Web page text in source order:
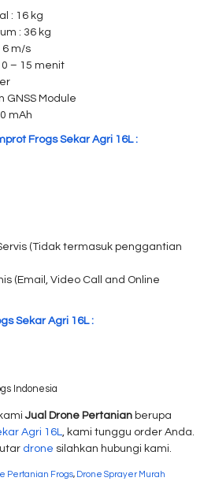
: 16 kg
: 36 kg
6 m/s
– 15 menit
GNSS Module
mAh
Frogs Sekar Agri 16L :
(Tidak termasuk penggantian
(Email, Video Call and Online
Sekar Agri 16L :
Indonesia
Jual Drone Pertanian berupa
Agri 16L
, kami tunggu order Anda.
drone silahkan hubungi kami.
Pertanian Frogs, Drone Sprayer Murah